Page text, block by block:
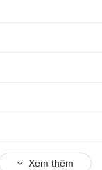
Xem thêm